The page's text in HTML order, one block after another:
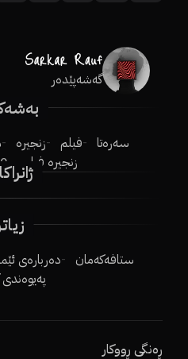
گەشەپێدەر
سەرەتا فیلم زنجیرە
زنجیرە فیلم
ستافەکەمان دەربارەی
ڕەنگی ڕووکار